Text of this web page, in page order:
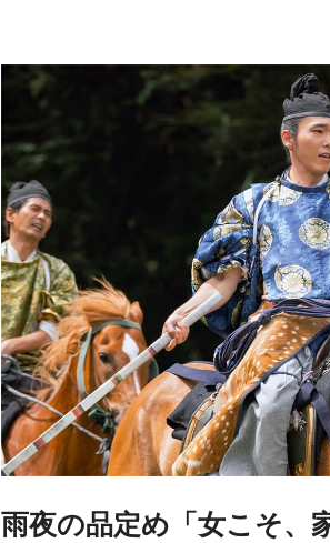
雨夜の品定め「女こそ、